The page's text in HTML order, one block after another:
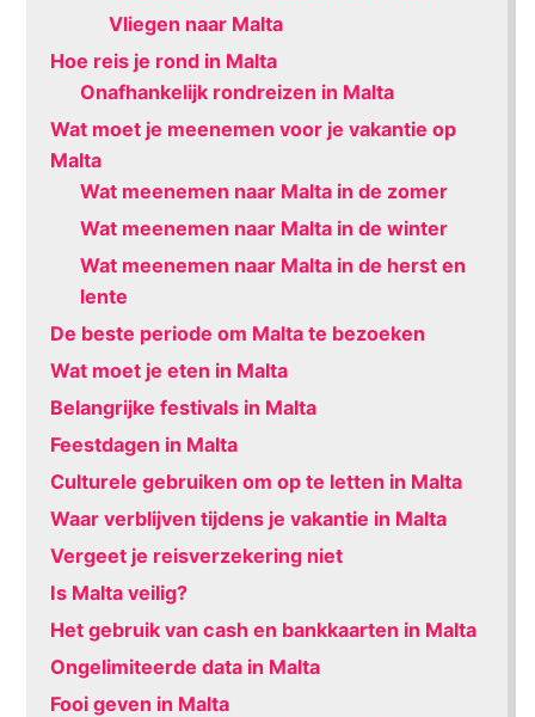
Vliegen naar Malta
Hoe reis je rond in Malta
Onafhankelijk rondreizen in Malta
Wat moet je meenemen voor je vakantie op
Malta
Wat meenemen naar Malta in de zomer
Wat meenemen naar Malta in de winter
Wat meenemen naar Malta in de herst en
lente
De beste periode om Malta te bezoeken
Wat moet je eten in Malta
Belangrijke festivals in Malta
Feestdagen in Malta
Culturele gebruiken om op te letten in Malta
Waar verblijven tijdens je vakantie in Malta
Vergeet je reisverzekering niet
Is Malta veilig?
Het gebruik van cash en bankkaarten in Malta
Ongelimiteerde data in Malta
Fooi geven in Malta